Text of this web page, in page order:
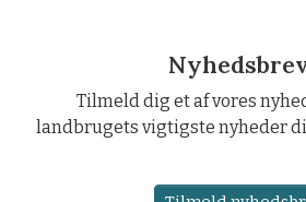
Tilmeld dig et af vores
landbrugets vigtigste nyheder